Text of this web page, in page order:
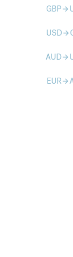
GBParrow_forward
USDarrow_forward
AUDarrow_forward
EURarrow_forward